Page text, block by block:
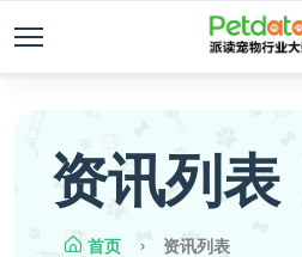
资讯列表
首页 资讯列表